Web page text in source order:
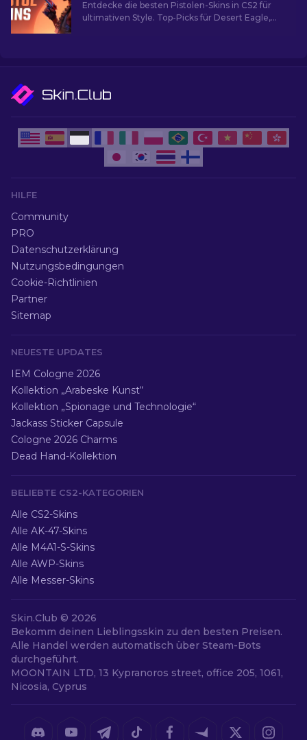
Entdecke die besten Pistolen-Skins in CS2 für
ultimativen Style. Top-Picks für Desert Eagle,
HILFE
Community
PRO
Datenschutzerklärung
Nutzungsbedingungen
Cookie-Richtlinien
Partner
Sitemap
NEUESTE UPDATES
IEM Cologne 2026
Kollektion „Arabeske Kunst“
Kollektion „Spionage und Technologie“
Jackass Sticker Capsule
Cologne 2026 Charms
Dead Hand-Kollektion
BELIEBTE CS2-KATEGORIEN
Alle CS2-Skins
Alle AK-47-Skins
Alle M4A1-S-Skins
Alle AWP-Skins
Alle Messer-Skins
Skin.Club © 2026
Bekomm deinen Lieblingsskin zu den besten Preisen.
Alle Handel werden automatisch über Steam-Bots
durchgeführt.
MOONTAIN LTD, 13 Kypranoros street, office 205, 1061,
Nicosia, Cyprus